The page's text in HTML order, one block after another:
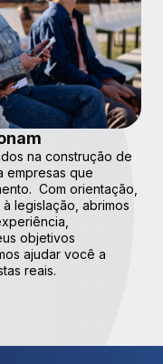
na construção de
empresas que
Com orientação,
legislação, abrimos
objetivos
ajudar você a
reais.